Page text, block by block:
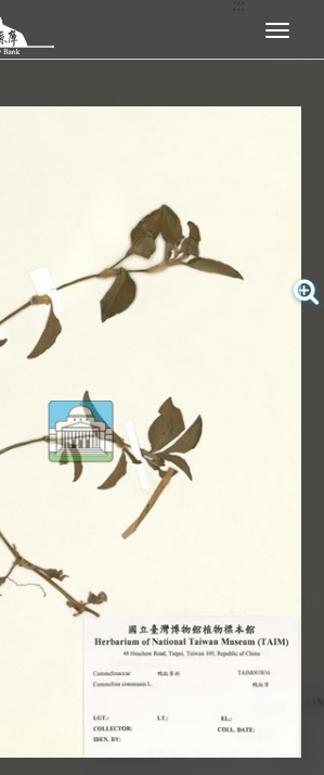
展開選單
法保護-僅限於本平台有限度公開瀏覽